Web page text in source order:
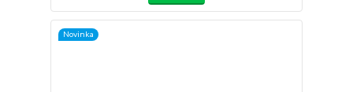
Novinka